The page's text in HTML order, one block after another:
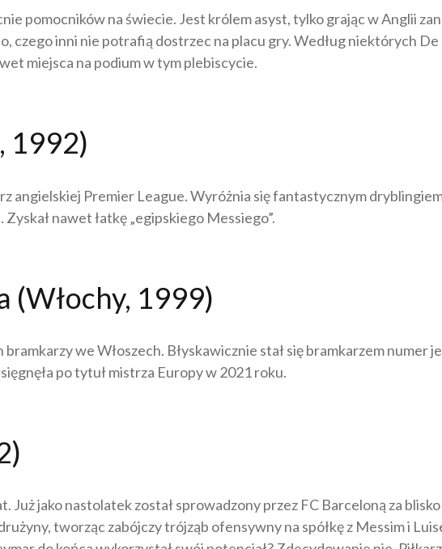
pomocników na świecie. Jest królem asyst, tylko grając w Anglii
czego inni nie potrafią dostrzec na placu gry. Według niektórych
miejsca na podium w tym plebiscycie.
1992)
angielskiej Premier League. Wyróżnia się fantastycznym
nawet łatkę „egipskiego Messiego”.
(Włochy, 1999)
bramkarzy we Włoszech. Błyskawicznie stał się bramkarzem
po tytuł mistrza Europy w 2021 roku.
Już jako nastolatek został sprowadzony przez FC Barceloną za
tworząc zabójczy trójząb ofensywny na spółkę z Messim i